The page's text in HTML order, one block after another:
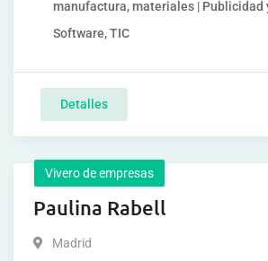
manufactura, materiales | Publicidad
Software, TIC
Detalles
Vivero de empresas
Paulina Rabell
Madrid